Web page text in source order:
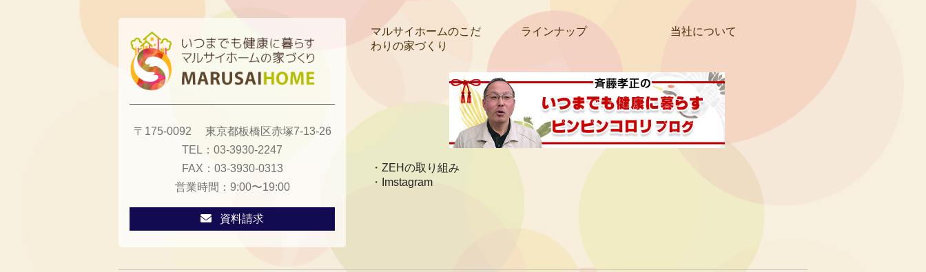
〒175-0092
東京都板橋区赤塚7-13-26
TEL： 03-3930-2247
FAX： 03-3930-0313
営業時間： 9:00〜19:00
資料請求
マルサイホームのこだ
わりの家づくり
ラインナップ 当社について
ZEHの取り組み
Imstagram